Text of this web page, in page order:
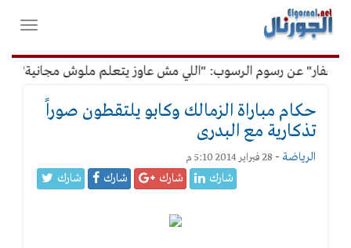
القائمة
الرئيسية
فتح
عن رسوم الرسوب: "اللي مش عاوز يتعلم ملوش مجانية"
حكام مباراة الزمالك وكابو يلتقطون صوراً
تذكارية مع البدرى
الرياضة - 28 فبراير 2014 5:10 م
شارك شارك شارك شارك